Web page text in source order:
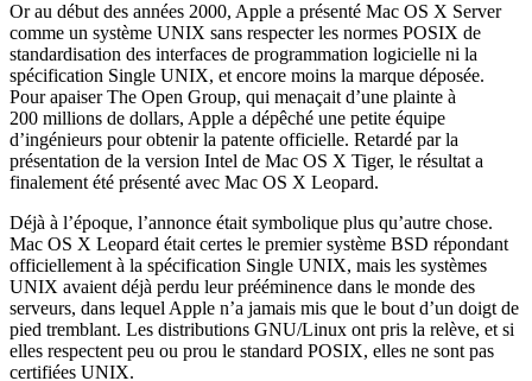
Or au début des années 2000, Apple a présenté Mac OS X Server
comme un système UNIX sans respecter les normes POSIX de
standardisation des interfaces de programmation logicielle ni la
spécification Single UNIX, et encore moins la marque déposée.
Pour apaiser The Open Group, qui menaçait d’une plainte à
200 millions de dollars, Apple a dépêché une petite équipe
d’ingénieurs pour obtenir la patente officielle. Retardé par la
présentation de la version Intel de Mac OS X Tiger, le résultat a
finalement été présenté avec Mac OS X Leopard.
Déjà à l’époque, l’annonce était symbolique plus qu’autre chose.
Mac OS X Leopard était certes le premier système BSD répondant
officiellement à la spécification Single UNIX, mais les systèmes
UNIX avaient déjà perdu leur prééminence dans le monde des
serveurs, dans lequel Apple n’a jamais mis que le bout d’un doigt de
pied tremblant. Les distributions GNU/Linux ont pris la relève, et si
elles respectent peu ou prou le standard POSIX, elles ne sont pas
certifiées UNIX.